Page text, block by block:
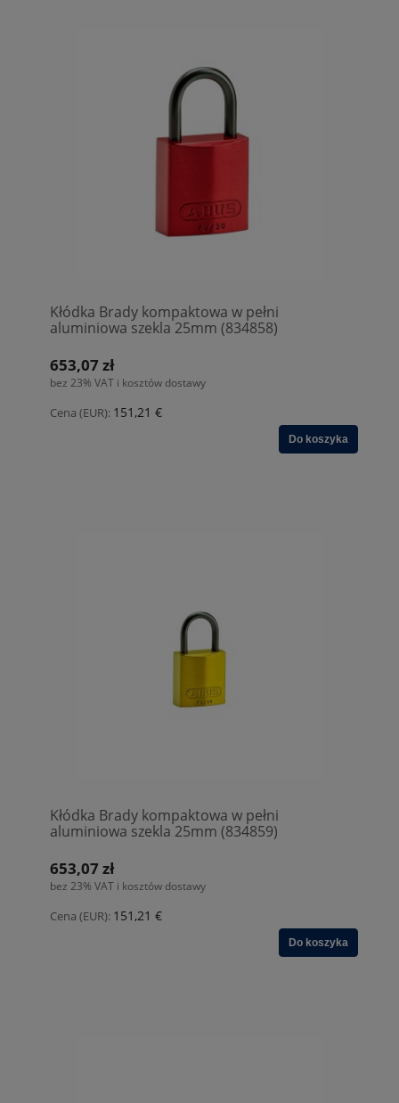
Kłódka Brady kompaktowa w pełni
aluminiowa szekla 25mm (834858)
653,07 zł
bez 23% VAT i kosztów dostawy
Cena (EUR): 151,21 €
Do koszyka
Kłódka Brady kompaktowa w pełni
aluminiowa szekla 25mm (834859)
653,07 zł
bez 23% VAT i kosztów dostawy
Cena (EUR): 151,21 €
Do koszyka